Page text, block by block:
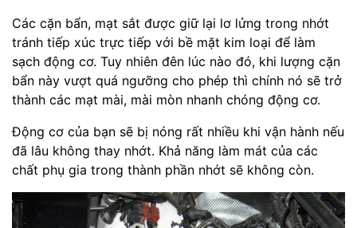
Các cặn bẩn, mạt sắt được giữ lại lơ lửng trong nhớt
tránh tiếp xúc trực tiếp với bề mặt kim loại để làm
sạch động cơ. Tuy nhiên đên lúc nào đó, khi lượng cặn
bẩn này vượt quá ngưỡng cho phép thì chính nó sẽ trở
thành các mạt mài, mài mòn nhanh chóng động cơ.
Động cơ của bạn sẽ bị nóng rất nhiều khi vận hành nếu
đã lâu không thay nhớt. Khả năng làm mát của các
chất phụ gia trong thành phần nhớt sẽ không còn.